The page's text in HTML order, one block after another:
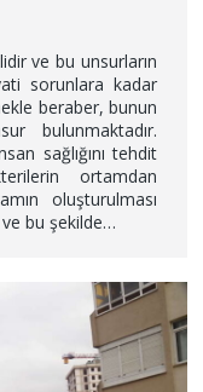
ve bu unsurların
sorunlara kadar
beraber, bunun
bulunmaktadır.
sağlığını tehdit
ortamdan
oluşturulması
bu şekilde…